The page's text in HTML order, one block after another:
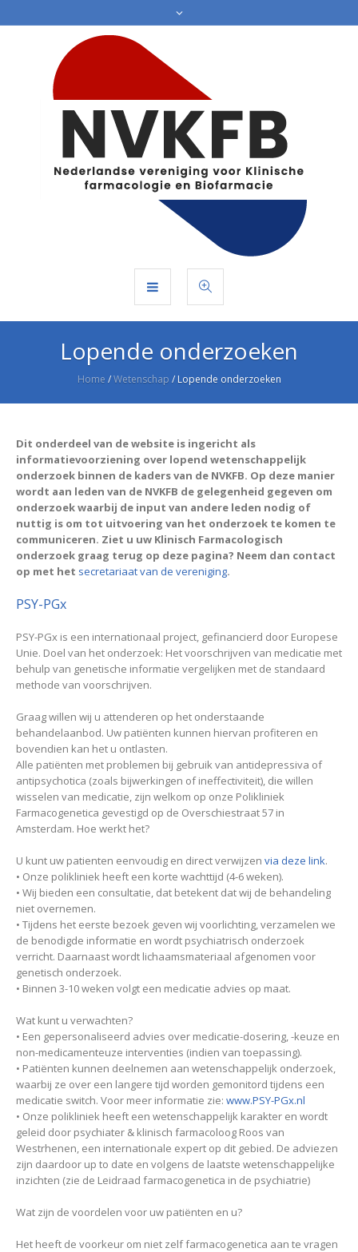
Lopende onderzoeken
Home /Wetenschap / Lopende onderzoeken
Dit onderdeel van de website is ingericht als
informatievoorziening over lopend wetenschappelijk
onderzoek binnen de kaders van de NVKFB. Op deze manier
wordt aan leden van de NVKFB de gelegenheid gegeven om
onderzoek waarbij de input van andere leden nodig of
nuttig is om tot uitvoering van het onderzoek te komen te
communiceren. Ziet u uw Klinisch Farmacologisch
onderzoek graag terug op deze pagina? Neem dan contact
op met het secretariaat van de vereniging.
PSY-PGx
PSY-PGx is een internationaal project, gefinancierd door Europese
Unie. Doel van het onderzoek: Het voorschrijven van medicatie met
behulp van genetische informatie vergelijken met de standaard
methode van voorschrijven.
Graag willen wij u attenderen op het onderstaande
behandelaanbod. Uw patiënten kunnen hiervan profiteren en
bovendien kan het u ontlasten.
Alle patiënten met problemen bij gebruik van antidepressiva of
antipsychotica (zoals bijwerkingen of ineffectiviteit), die willen
wisselen van medicatie, zijn welkom op onze Polikliniek
Farmacogenetica gevestigd op de Overschiestraat 57 in
Amsterdam. Hoe werkt het?
U kunt uw patienten eenvoudig en direct verwijzen via deze link.
• Onze polikliniek heeft een korte wachttijd (4-6 weken).
• Wij bieden een consultatie, dat betekent dat wij de behandeling
niet overnemen.
• Tijdens het eerste bezoek geven wij voorlichting, verzamelen we
de benodigde informatie en wordt psychiatrisch onderzoek
verricht. Daarnaast wordt lichaamsmateriaal afgenomen voor
genetisch onderzoek.
• Binnen 3-10 weken volgt een medicatie advies op maat.
Wat kunt u verwachten?
• Een gepersonaliseerd advies over medicatie-dosering, -keuze en
non-medicamenteuze interventies (indien van toepassing).
• Patiënten kunnen deelnemen aan wetenschappelijk onderzoek,
waarbij ze over een langere tijd worden gemonitord tijdens een
medicatie switch. Voor meer informatie zie: www.PSY-PGx.nl
• Onze polikliniek heeft een wetenschappelijk karakter en wordt
geleid door psychiater & klinisch farmacoloog Roos van
Westrhenen, een internationale expert op dit gebied. De adviezen
zijn daardoor up to date en volgens de laatste wetenschappelijke
inzichten (zie de Leidraad farmacogenetica in de psychiatrie)
Wat zijn de voordelen voor uw patiënten en u?
Het heeft de voorkeur om niet zelf farmacogenetica aan te vragen